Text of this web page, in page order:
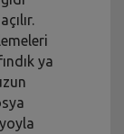
ya